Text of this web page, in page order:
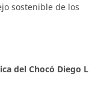
sostenible de los
del Chocó Diego